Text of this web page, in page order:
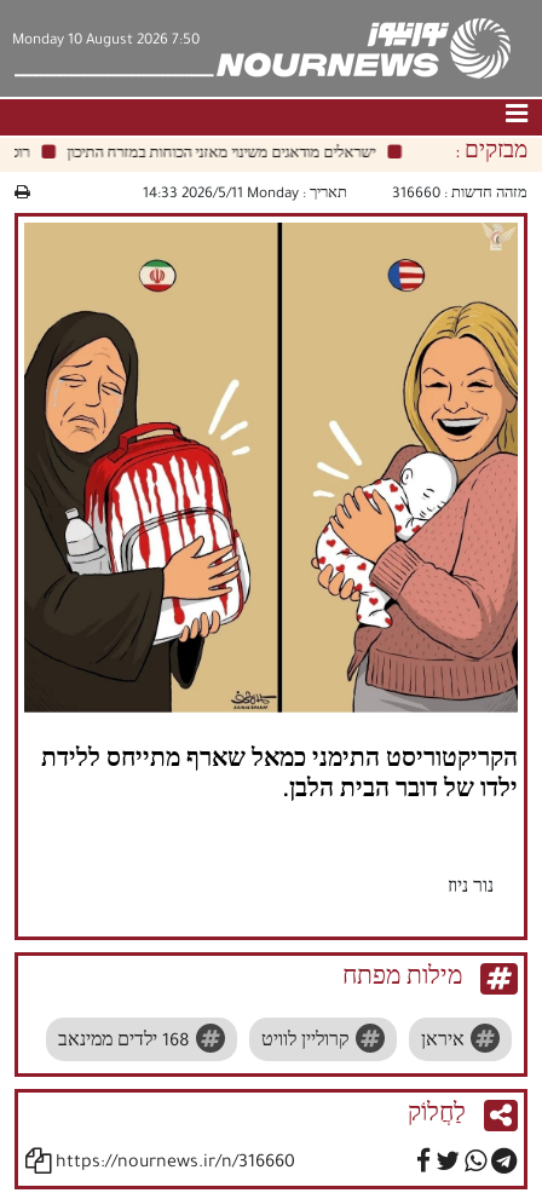
Monday 10 August 2026 7:50
דף הבית| צור קשר |אודות
חדשות
תרבות וחברה
כלכלה
פוליטיקה
מולטימדיה
|فارسي English
|
|עברית |
|中文
הזכויות שמורות נור ניוז
מבזקים : ישראלים מודאגים משינוי מאזני הכוחות במזרח התיכון
מזהה חדשות : 316660 תאריך :‫‫Monday‬‬ 2026/5/11 14:33
הקריקטוריסט התימני כמאל שארף מתייחס ללידת
ילדו של דובר הבית הלבן.
נור ניוז
מילות מפתח
איראן קרוליין לוויט 168 ילדים ממינאב
לַחֲלוֹק
https://nournews.ir/n/316660